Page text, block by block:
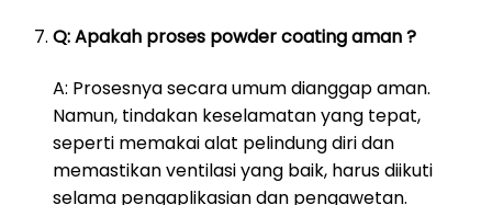
Q: Apakah proses powder coating aman ?
A: Prosesnya secara umum dianggap aman.
Namun, tindakan keselamatan yang tepat,
seperti memakai alat pelindung diri dan
memastikan ventilasi yang baik, harus diikuti
selama pengaplikasian dan pengawetan.